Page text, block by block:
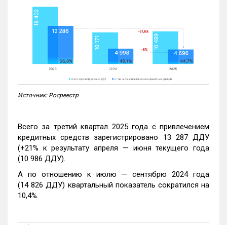
Источник: Росреестр
Всего за третий квартал 2025 года с привлечением
кредитных средств зарегистрировано 13 287 ДДУ
(+21% к результату апреля — июня текущего года
(10 986 ДДУ).
А по отношению к июлю — сентябрю 2024 года
(14 826 ДДУ) квартальный показатель сократился на
10,4%.